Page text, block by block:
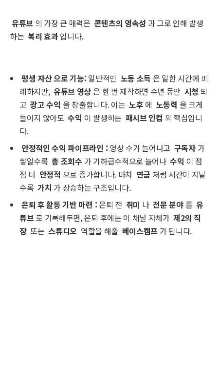
유튜브 의 가장 큰 매력은 콘텐츠의 영속성 과 그로 인해 발생
하는 복리 효과 입니다.
평생 자산으로 기능: 일반적인 노동 소득 은 일한 시간에 비
례하지만, 유튜브 영상 은 한 번 제작하면 수년 동안 시청 되
고 광고 수익 을 창출합니다. 이는 노후 에 노동력 을 크게
들이지 않아도 수익 이 발생하는 패시브 인컴 의 핵심입니
다.
안정적인 수익 파이프라인 : 영상 수가 늘어나고 구독자 가
쌓일수록 총 조회수 가 기하급수적으로 늘어나 수익 이 점
점 더 안정적 으로 증가합니다. 마치 연금 처럼 시간이 지날
수록 가치 가 상승하는 구조입니다.
은퇴 후 활동 기반 마련 : 은퇴 전 취미 나 전문 분야를 유
튜브 로 기록해두면, 은퇴 후에는 이 채널 자체가 제2의 직
장 또는 스튜디오 역할을 해줄 베이스캠프 가 됩니다.